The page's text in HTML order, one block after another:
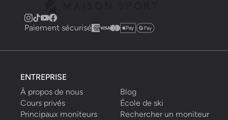
Paiement sécurisé
ENTREPRISE
À propos de nous
Blog
Cours privés
École de ski
Principaux moniteurs
Rechercher un moniteur